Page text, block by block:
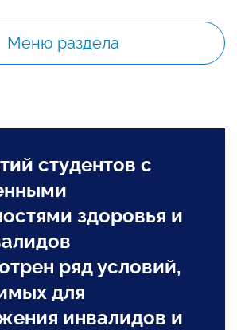
Меню раздела
студентов с
здоровья и
ряд условий,
для
инвалидов и